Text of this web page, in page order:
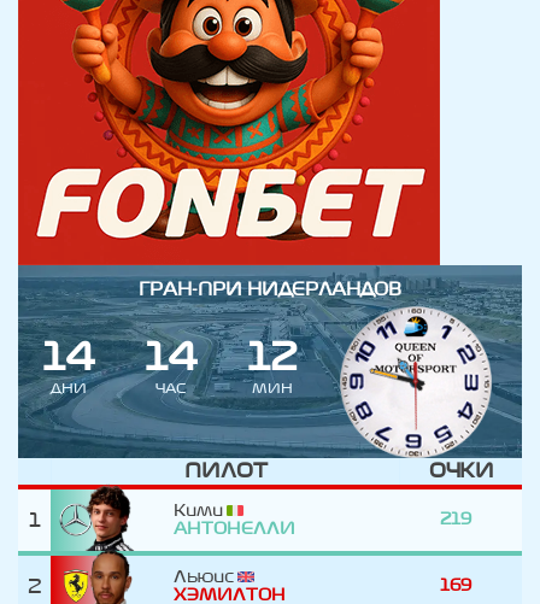
ГРАН-ПРИ НИДЕРЛАНДОВ
14
ДНИ
14
ЧАС
12
МИН
ПИЛОТ ОЧКИ
1
Кими
АНТОНЕЛЛИ
219
2
Льюис
ХЭМИЛТОН
169